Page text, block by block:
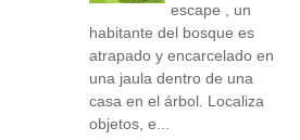
escape , un
habitante del bosque es
atrapado y encarcelado en
una jaula dentro de una
casa en el árbol. Localiza
objetos, e...